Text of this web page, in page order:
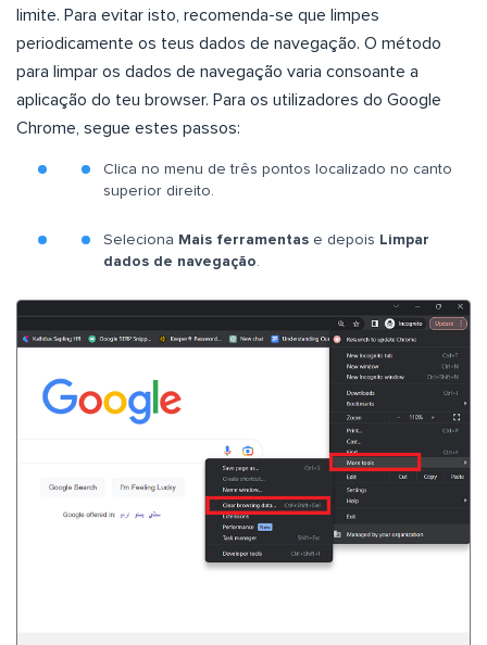
limite. Para evitar isto, recomenda-se que limpes
periodicamente os teus dados de navegação. O método
para limpar os dados de navegação varia consoante a
aplicação do teu browser. Para os utilizadores do Google
Chrome, segue estes passos:
Clica no menu de três pontos localizado no canto
superior direito.
Seleciona Mais ferramentas e depois Limpar
dados de navegação.